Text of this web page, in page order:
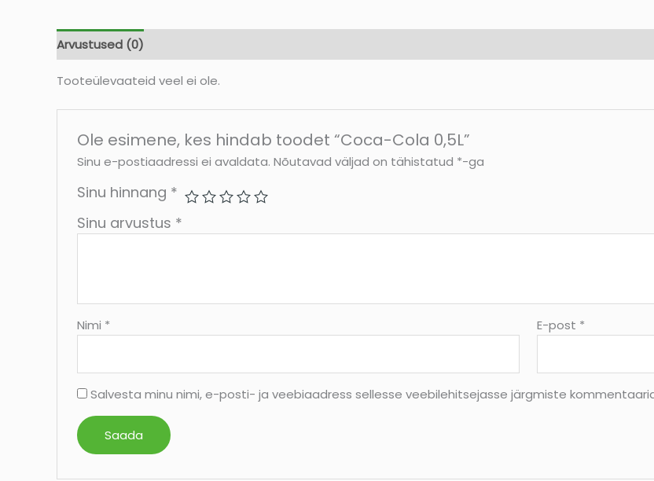
Arvustused (0)
Tooteülevaateid veel ei ole.
Ole esimene, kes hindab toodet “Coca-Cola 0,5L”
Sinu e-postiaadressi ei avaldata. Nõutavad väljad on tähistatud *-ga
Sinu hinnang *
Sinu arvustus *
Nimi * E-post *
Salvesta minu nimi, e-posti- ja veebiaadress sellesse veebilehitsejasse järgmiste